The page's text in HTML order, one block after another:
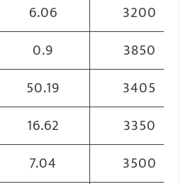
6.06
3200
0.9
3850
50.19
3405
16.62
3350
7.04
3500